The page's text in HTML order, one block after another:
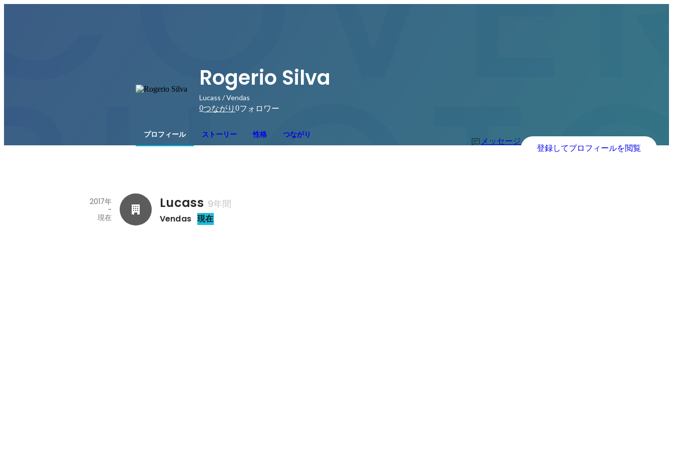
Rogerio Silva
Lucass / Vendas
0つながり 0フォロワー
プロフィール ストーリー 性格 つながり
メッセージ
登録してプロフィールを閲覧
Lucass 9年間
Vendas 現在
2017年
-
現在